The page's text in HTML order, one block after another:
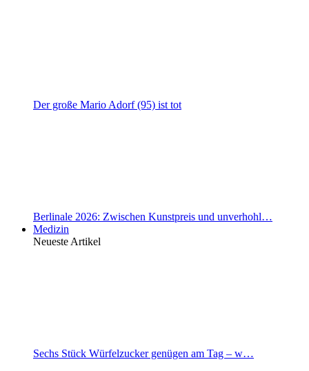
Der große Mario Adorf (95) ist tot
Berlinale 2026: Zwischen Kunstpreis und unverhohl…
Medizin
Neueste Artikel
Sechs Stück Würfelzucker genügen am Tag – w…